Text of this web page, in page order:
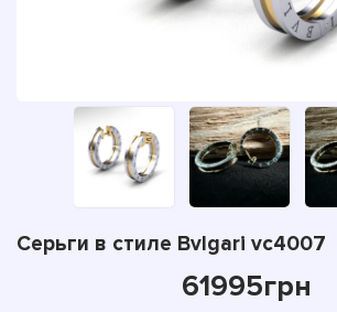
Серьги в стиле Bvlgari vc4007
61995грн